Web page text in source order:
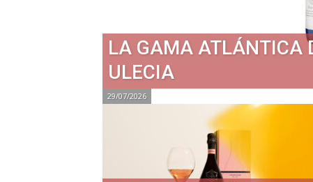
LA GAMA ATLÁNTICA
ULECIA
29/07/2026